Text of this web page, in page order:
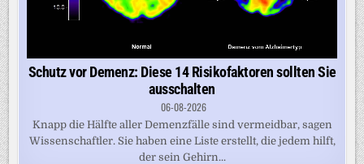
Schutz vor Demenz: Diese 14 Risikofaktoren sollten Sie
ausschalten
06-08-2026
Knapp die Hälfte aller Demenzfälle sind vermeidbar, sagen
Wissenschaftler. Sie haben eine Liste erstellt, die jedem hilft,
der sein Gehirn...